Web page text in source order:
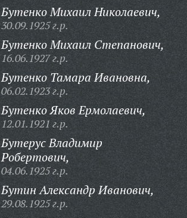
Бутенко Михаил Николаевич,
30.09.1925 г.р.
Бутенко Михаил Степанович,
16.06.1927 г.р.
Бутенко Тамара Ивановна,
06.02.1923 г.р.
Бутенко Яков Ермолаевич,
12.01.1921 г.р.
Бутерус Владимир
Робертович,
04.06.1925 г.р.
Бутин Александр Иванович,
29.08.1925 г.р.